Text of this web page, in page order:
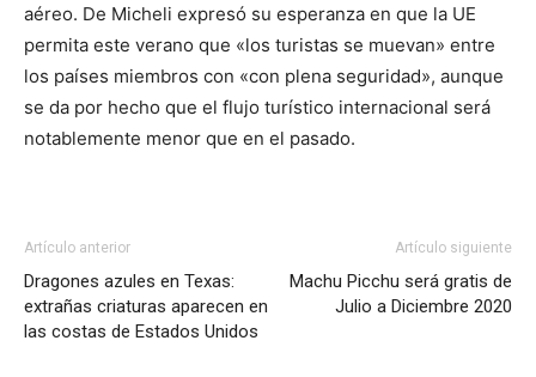
aéreo. De Micheli expresó su esperanza en que la UE
permita este verano que «los turistas se muevan» entre
los países miembros con «con plena seguridad», aunque
se da por hecho que el flujo turístico internacional será
notablemente menor que en el pasado.
Artículo anterior
Dragones azules en Texas:
extrañas criaturas aparecen en
las costas de Estados Unidos
Artículo siguiente
Machu Picchu será gratis de
Julio a Diciembre 2020